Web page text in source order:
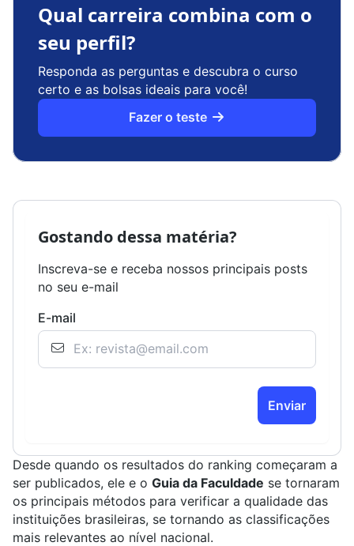
Qual carreira combina com o
seu perfil?
Responda as perguntas e descubra o curso
certo e as bolsas ideais para você!
Fazer o teste
Gostando dessa matéria?
Inscreva-se e receba nossos principais posts
no seu e-mail
E-mail
Enviar
Desde quando os resultados do ranking começaram a
ser publicados, ele e o Guia da Faculdade se tornaram
os principais métodos para verificar a qualidade das
instituições brasileiras, se tornando as classificações
mais relevantes ao nível nacional.